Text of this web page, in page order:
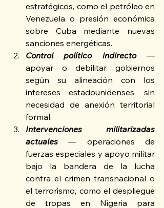
estratégicos, como el petróleo en
Venezuela o presión económica
sobre Cuba mediante nuevas
sanciones energéticas.
Control político indirecto —
apoyar o debilitar gobiernos
según su alineación con los
intereses estadounidenses, sin
necesidad de anexión territorial
formal.
Intervenciones militarizadas
actuales — operaciones de
fuerzas especiales y apoyo militar
bajo la bandera de la lucha
contra el crimen transnacional o
el terrorismo, como el despliegue
de tropas en Nigeria para